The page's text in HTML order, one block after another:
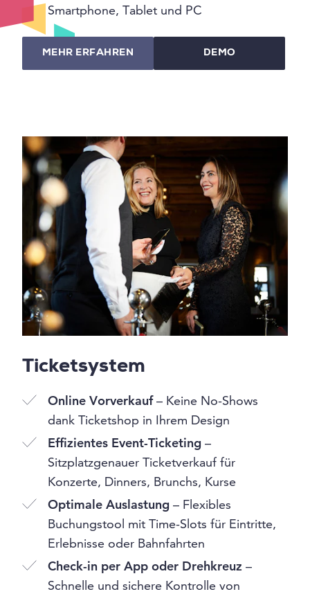
Smartphone, Tablet und PC
MEHR ERFAHREN DEMO
Ticketsystem
Online Vorverkauf– Keine No-Shows
dank Ticketshop in Ihrem Design
Effizientes Event-Ticketing –
Sitzplatzgenauer Ticketverkauf für
Konzerte, Dinners, Brunchs, Kurse
Optimale Auslastung – Flexibles
Buchungstool mit Time-Slots für Eintritte,
Erlebnisse oder Bahnfahrten
Check-in per App oder Drehkreuz –
Schnelle und sichere Kontrolle von